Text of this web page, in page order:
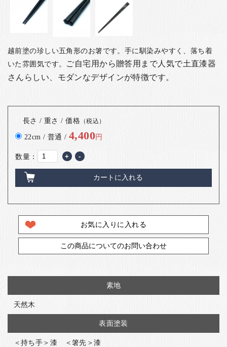
越前塗の珍しい五角形のお箸です。手に馴染みやすく、落ち着
いた雰囲気です。 ご自宅用から贈答用まで人気で土直漆器
さんらしい、モダンなデザインが特徴です。
長さ / 重さ / 価格 （税込）
22cm / 普通 /4,400円
数量： + -
カートに入れる
お気に入りに入れる
この商品についてのお問い合わせ
素地
天然木
表面塗装
＜持ち手＞漆 ＜箸先＞漆